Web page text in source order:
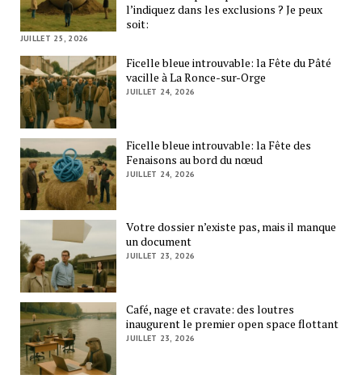
l’indiquez dans les exclusions ? Je peux
soit:
JUILLET 25, 2026
Ficelle bleue introuvable: la Fête du Pâté
vacille à La Ronce-sur-Orge
JUILLET 24, 2026
Ficelle bleue introuvable: la Fête des
Fenaisons au bord du nœud
JUILLET 24, 2026
Votre dossier n’existe pas, mais il manque
un document
JUILLET 23, 2026
Café, nage et cravate: des loutres
inaugurent le premier open space flottant
JUILLET 23, 2026